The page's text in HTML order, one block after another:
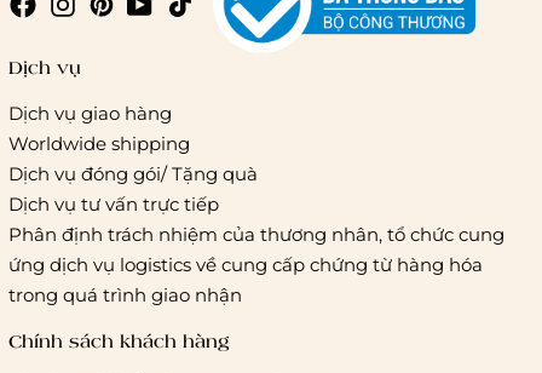
Dịch vụ
Dịch vụ giao hàng
Worldwide shipping
Dịch vụ đóng gói/ Tặng quà
Dịch vụ tư vấn trực tiếp
Phân định trách nhiệm của thương nhân, tổ chức cung
ứng dịch vụ logistics về cung cấp chứng từ hàng hóa
trong quá trình giao nhận
Chính sách khách hàng